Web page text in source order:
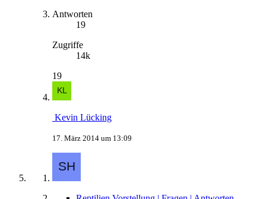
Antworten
19
Zugriffe
14k
19
Kevin Lücking
17. März 2014 um 13:09